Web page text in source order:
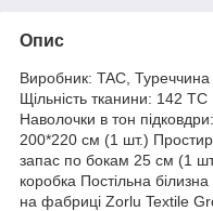
Опис
Виробник: TAC,
Щільність тканини: 142
Наволочки в тон
200*220 см (1 шт.)
запас по бокам 25 см (1
коробка Постільна
на фабриці Zorlu Textile